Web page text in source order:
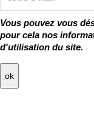
Vous pouvez vous
pour cela nos
d'utilisation du site.